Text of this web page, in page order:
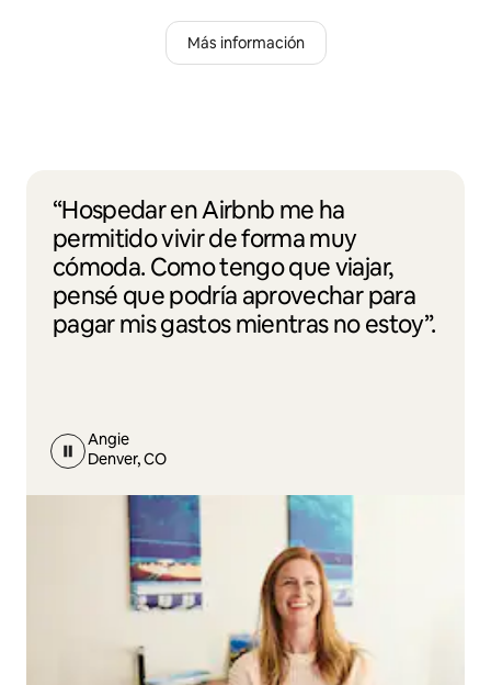
Más información
“Hospedar en Airbnb me ha
permitido vivir de forma muy
cómoda. Como tengo que viajar,
pensé que podría aprovechar para
pagar mis gastos mientras no estoy”.
Angie
Denver, CO